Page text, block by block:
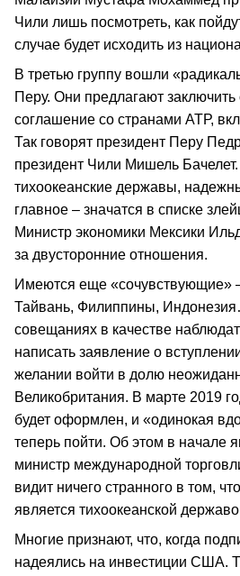
Чили лишь посмотреть, как
случае будет исходить из
В третью группу вошли
Перу. Они предлагают заключить
соглашение со странами АТР,
Так говорят президент Перу
президент Чили Мишель
тихоокеанские державы,
главное – значатся в списке
Министр экономики Мексики
за двусторонние отношения.
Имеются еще «сочувствующие»
Тайвань, Филиппины,
совещаниях в качестве
написать заявление о
желании войти в долю
Великобритания. В марте 2019
будет оформлен, и «одинокая
теперь пойти. Об этом в начале
министр международной
видит ничего странного в том,
является тихоокеанской
Многие признают, что, когда
надеялись на инвестиции США.